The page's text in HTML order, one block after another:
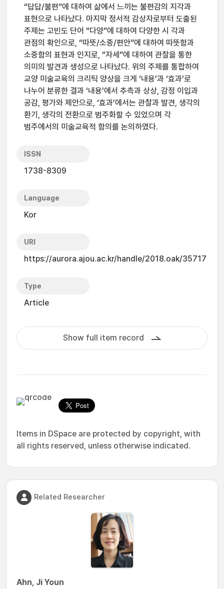
“답답/불편”에 대하여 삶에서 느끼는 불편감의 지각과
표현으로 나타났다. 마지막 정서적 감상자로부터 도출된
주제는 고빈도 단어 “다양”에 대하여 다양한 시 각과
관점의 확인으로, “따뜻/소중/편안”에 대하여 따뜻함과
소중함의 표현과 인지로, “자세”에 대하여 관찰을 통한
의미의 발견과 생성으로 나타났다. 위의 주제를 통합하여
교양 미술교육의 크리틱 양상을 크게 ‘내용’과 ‘효과’로
나누어 분류한 결과 ‘내용’에서 추측과 상상, 감정 이입과
공감, 평가와 제안으로, ‘효과’에서는 관찰과 발견, 생각의
환기, 생각의 전환으로 범주화할 수 있었으며 각
범주에서의 미술교육적 함의를 논의하였다.
ISSN
1738-8309
Language
Kor
URI
https://aurora.ajou.ac.kr/handle/2018.oak/35717
Type
Article
Show full item record
Items in DSpace are protected by copyright, with
all rights reserved, unless otherwise indicated.
Related Researcher
Ahn, Ji Youn